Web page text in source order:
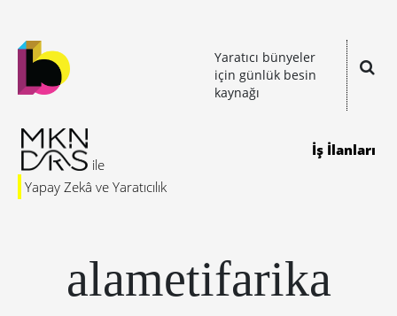
Yaratıcı bünyeler
için günlük besin
kaynağı
Yapay Zekâ ve Yaratıcılık
İş İlanları
alametifarika